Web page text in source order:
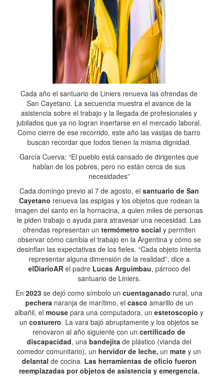
Cada año el santuario de Liniers renueva las ofrendas de
San Cayetano. La secuencia muestra el avance de la
asistencia sobre el trabajo y la llegada de profesionales y
jubilados que ya no logran insertarse en el mercado laboral.
Como cierre de ese recorrido, este año las vasijas de barro
buscan recordar que todos tienen la misma dignidad.
García Cuerva: “El pueblo está cansado de dirigentes que
hablan de los pobres, pero no están cerca de sus
necesidades”
Cada domingo previo al 7 de agosto, el santuario de San
Cayetano renueva las espigas y los objetos que rodean la
imagen del santo en la hornacina, a quien miles de personas
le piden trabajo o ayuda para atravesar una necesidad. Las
ofrendas representan un termómetro social y permiten
observar cómo cambia el trabajo en la Argentina y cómo se
desinflan las expectativas de los fieles. “Cada objeto intenta
representar alguna dimensión de la realidad”, dice a
elDiarioARel padre Lucas Arguimbau, párroco del
santuario de Liniers.
En 2023 se dejó como símbolo un cuentaganado rural, una
pecheranaranja de marítimo, el casco amarillo de un
albañil, el mouse para una computadora, un estetoscopio y
un costurero. La vara bajó abruptamente y los objetos se
renovaron al año siguiente con un certificado de
discapacidad, una bandejita de plástico (vianda del
comedor comunitario), un hervidor de leche, un mate y un
delantal de cocina. Las herramientas de oficio fueron
reemplazadas por objetos de asistencia y emergencia.